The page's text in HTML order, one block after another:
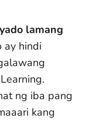
lamang
ay hindi
ng iba pang
kang